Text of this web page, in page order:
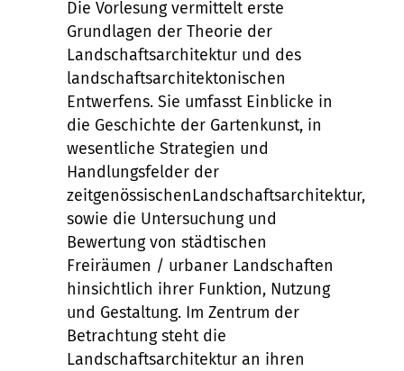
Die Vorlesung vermittelt erste
Grundlagen der Theorie der
Landschaftsarchitektur und des
landschaftsarchitektonischen
Entwerfens. Sie umfasst Einblicke in
die Geschichte der Gartenkunst, in
wesentliche Strategien und
Handlungsfelder der
zeitgenössischenLandschaftsarchitektur,
sowie die Untersuchung und
Bewertung von städtischen
Freiräumen / urbaner Landschaften
hinsichtlich ihrer Funktion, Nutzung
und Gestaltung. Im Zentrum der
Betrachtung steht die
Landschaftsarchitektur an ihren